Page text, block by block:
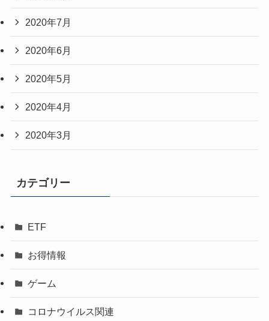
2020年7月
2020年6月
2020年5月
2020年4月
2020年3月
カテゴリー
ETF
お得情報
ゲーム
コロナウイルス関連